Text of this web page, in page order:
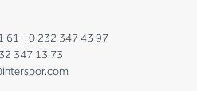
61 - 0 232 347 43 97
347 13 73